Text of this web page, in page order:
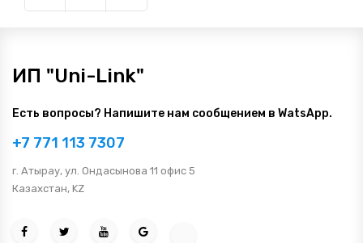
ИП "Uni-Link"
Есть вопросы? Напишите нам сообщением в WatsApp.
+7 771 113 7307
г. Атырау, ул. Ондасынова 11 офис 5
Казахстан, KZ